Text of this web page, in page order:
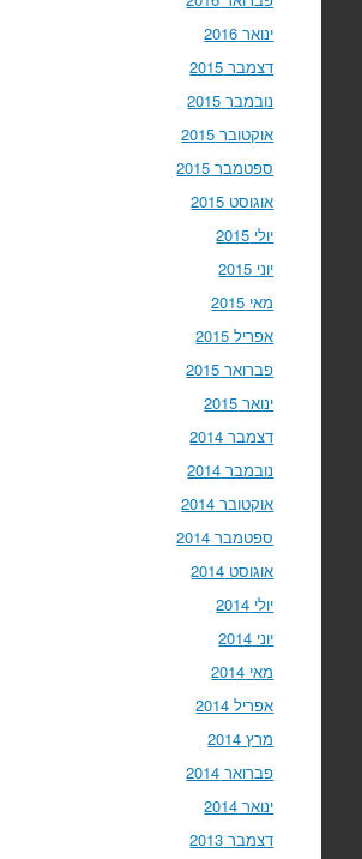
ינואר 2016
דצמבר 2015
נובמבר 2015
אוקטובר 2015
ספטמבר 2015
אוגוסט 2015
יולי 2015
יוני 2015
מאי 2015
אפריל 2015
פברואר 2015
ינואר 2015
דצמבר 2014
נובמבר 2014
אוקטובר 2014
ספטמבר 2014
אוגוסט 2014
יולי 2014
יוני 2014
מאי 2014
אפריל 2014
מרץ 2014
פברואר 2014
ינואר 2014
דצמבר 2013